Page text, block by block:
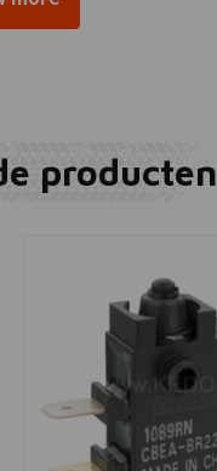
producten